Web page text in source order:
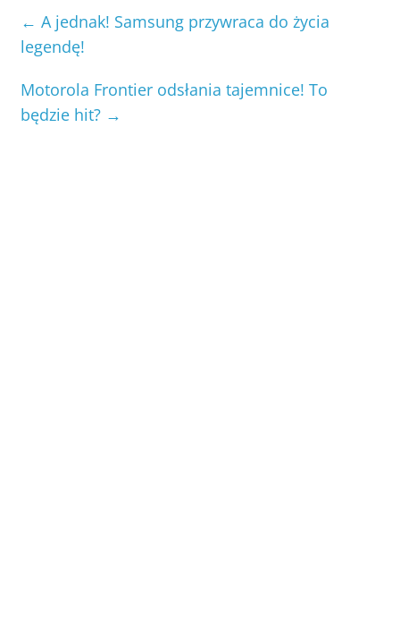
← A jednak! Samsung przywraca do życia
legendę!
Motorola Frontier odsłania tajemnice! To
będzie hit? →